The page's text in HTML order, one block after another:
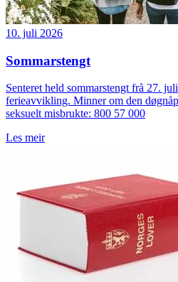
10. juli 2026
Sommarstengt
Senteret held sommarstengt frå 27.
ferieavvikling. Minner om den
seksuelt misbrukte: 800 57 000
Les meir